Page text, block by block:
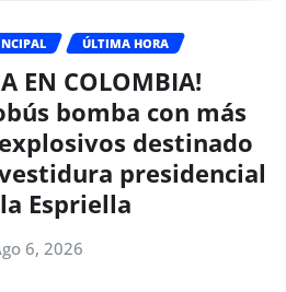
ÚLTIMA HORA
EN COLOMBIA!
bomba con más
destinado
presidencial
Espriella
6, 2026